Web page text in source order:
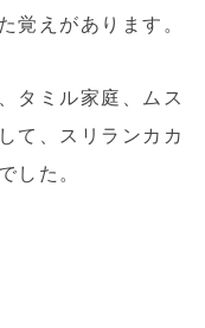
覚えがあります。
タミル家庭、ムス
て、スリランカカ
した。